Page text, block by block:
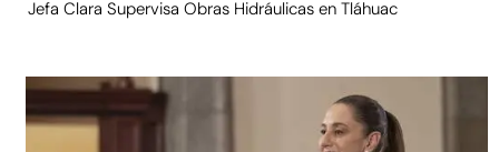
Jefa Clara Supervisa Obras Hidráulicas en Tláhuac